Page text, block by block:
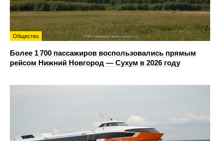
Общество
Более 1 700 пассажиров воспользовались прямым
рейсом Нижний Новгород — Сухум в 2026 году